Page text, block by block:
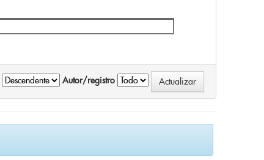
Autor/registro